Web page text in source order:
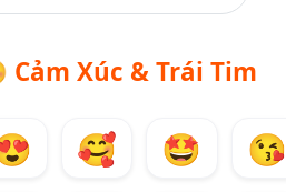
Cảm Xúc & Trái Tim
🥰 🤩 😘